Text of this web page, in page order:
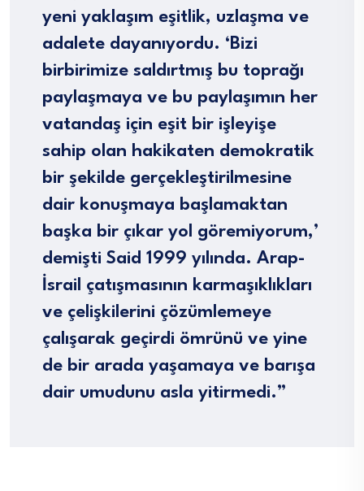
yeni yaklaşım eşitlik, uzlaşma ve
adalete dayanıyordu. ‘Bizi
birbirimize saldırtmış bu toprağı
paylaşmaya ve bu paylaşımın her
vatandaş için eşit bir işleyişe
sahip olan hakikaten demokratik
bir şekilde gerçekleştirilmesine
dair konuşmaya başlamaktan
başka bir çıkar yol göremiyorum,’
demişti Said 1999 yılında. Arap-
İsrail çatışmasının karmaşıklıkları
ve çelişkilerini çözümlemeye
çalışarak geçirdi ömrünü ve yine
de bir arada yaşamaya ve barışa
dair umudunu asla yitirmedi.”